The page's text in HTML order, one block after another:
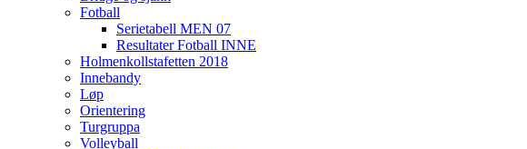
Fotball
Serietabell MEN 07
Resultater Fotball INNE
Holmenkollstafetten 2018
Innebandy
Løp
Orientering
Turgruppa
Volleyball